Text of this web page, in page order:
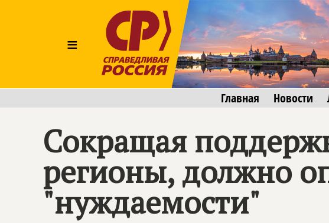
≡
Главная Новости
Сокращая
регионы, должно
"нуждаемости"